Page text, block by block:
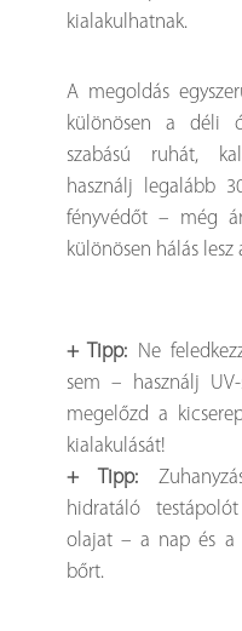
kialakulhatnak.
A megoldás
különösen a déli
szabású ruhát,
használj legalább
fényvédőt – még
különösen hálás lesz
+ Tipp: Ne
sem – használj
megelőzd a
kialakulását!
+ Tipp:
hidratáló
olajat – a nap és a
bőrt.